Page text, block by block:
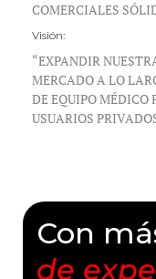
COMERCIALES
Visión:
“EXPANDIR
MERCADO A LO
DE EQUIPO MÉDICO
USUARIOS
Con
de